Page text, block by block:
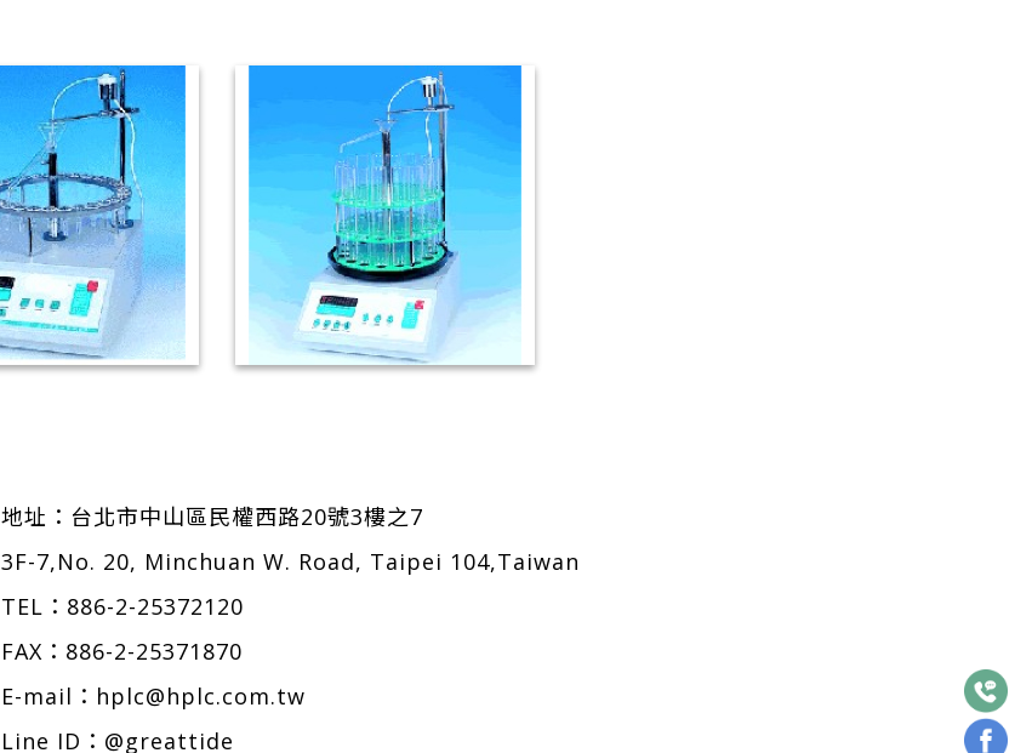
地址： 台北市中山區民權西路20號3樓之7
3F-7,No. 20, Minchuan W. Road, Taipei 104,Taiwan
TEL： 886-2-25372120
FAX：886-2-25371870
E-mail： hplc@hplc.com.tw
Line ID：@greattide